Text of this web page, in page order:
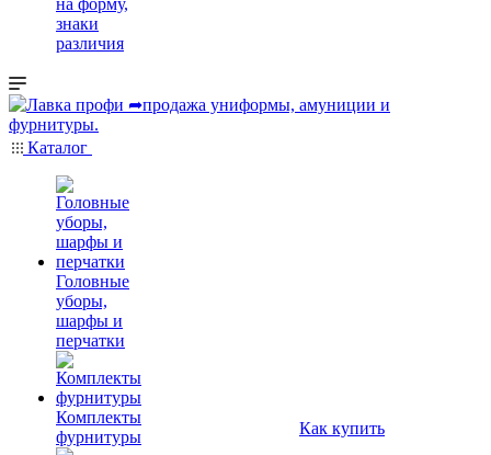
на форму,
знаки
различия
Каталог
Головные
уборы,
шарфы и
перчатки
Комплекты
фурнитуры
Как купить